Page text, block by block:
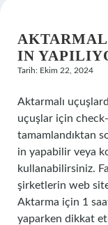
IN
Tarih: Ekim 22, 2024
Aktarmalı
uçuşlar için
tamamlandıktan
in yapabilir veya
kullanabilirsiniz.
şirketlerin web
Aktarma için 1
yaparken dikkat